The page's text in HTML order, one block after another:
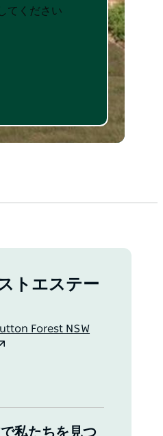
てください
トエステー
Forest NSW
私たちを見つ